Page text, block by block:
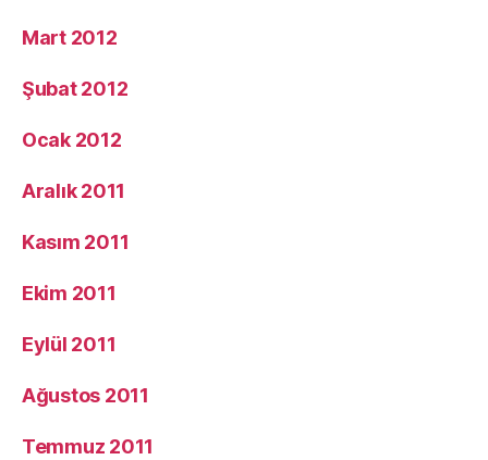
Mart 2012
Şubat 2012
Ocak 2012
Aralık 2011
Kasım 2011
Ekim 2011
Eylül 2011
Ağustos 2011
Temmuz 2011